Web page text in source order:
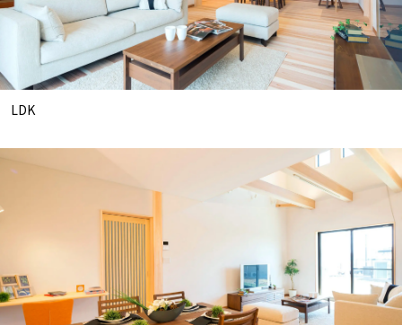
LDK